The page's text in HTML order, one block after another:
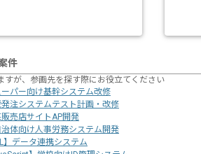
件
すが、参画先を探す際にお役立てください
ーパー向け基幹システム改修
発注システムテスト計画・改修
販売店サイトAP開発
治体向け人事労務システム開発
】データ連携システム